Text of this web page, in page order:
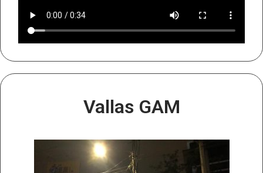
Vallas GAM